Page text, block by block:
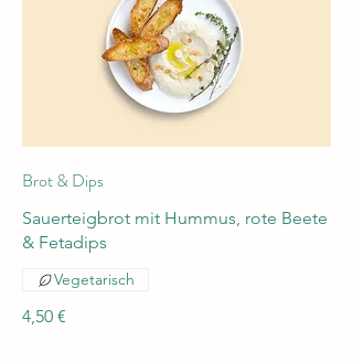
Brot & Dips
Sauerteigbrot mit Hummus, rote Beete
& Fetadips
4,50 €
Vegetarisch